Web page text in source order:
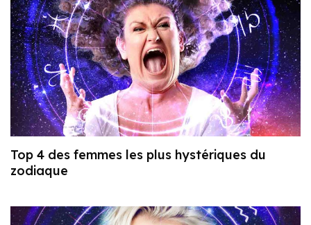
Top 4 des femmes les plus hystériques du
zodiaque